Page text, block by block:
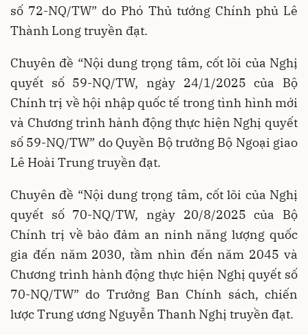
số 72-NQ/TW” do Phó Thủ tướng Chính phủ Lê
Thành Long truyền đạt.
Chuyên đề “Nội dung trọng tâm, cốt lõi của Nghị
quyết số 59-NQ/TW, ngày 24/1/2025 của Bộ
Chính trị về hội nhập quốc tế trong tình hình mới
và Chương trình hành động thực hiện Nghị quyết
số 59-NQ/TW” do Quyền Bộ trưởng Bộ Ngoại giao
Lê Hoài Trung truyền đạt.
Chuyên đề “Nội dung trọng tâm, cốt lõi của Nghị
quyết số 70-NQ/TW, ngày 20/8/2025 của Bộ
Chính trị về bảo đảm an ninh năng lượng quốc
gia đến năm 2030, tầm nhìn đến năm 2045 và
Chương trình hành động thực hiện Nghị quyết số
70-NQ/TW” do Trưởng Ban Chính sách, chiến
lược Trung ương Nguyễn Thanh Nghị truyền đạt.